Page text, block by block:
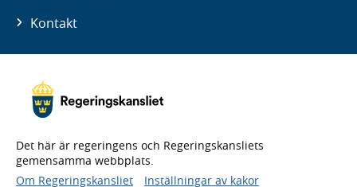
Kontakt
Det här är regeringens och Regeringskansliets
gemensamma webbplats.
Om Regeringskansliet
Inställningar av kakor